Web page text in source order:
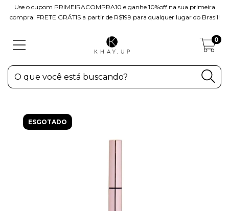
Use o cupom PRIMEIRACOMPRA10 e ganhe 10%off na sua primeira
compra! FRETE GRÁTIS a partir de R$199 para qualquer lugar do Brasil!
0
ESGOTADO